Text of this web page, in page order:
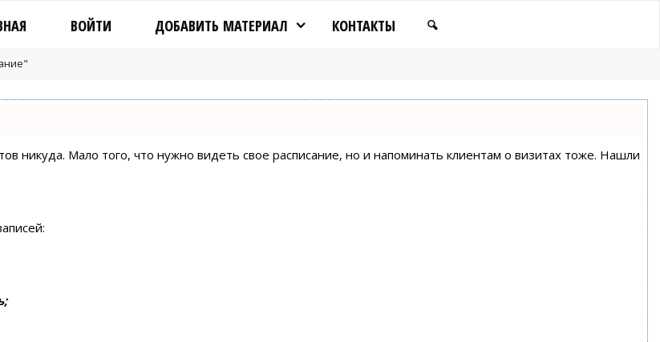
ВОЙТИ ДОБАВИТЬ МАТЕРИАЛ КОНТАКТЫ
никуда. Мало того, что нужно видеть свое расписание, но и напоминать клиентам о визитах тоже. Нашли